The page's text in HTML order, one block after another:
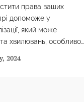
права ваших
допоможе у
який може
хвилювань, особливо
2024